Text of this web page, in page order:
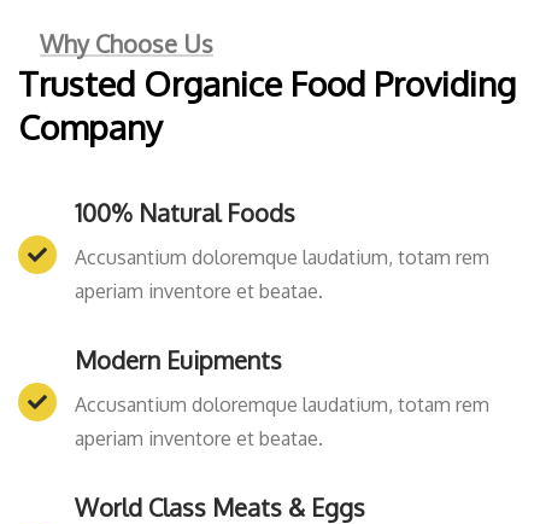
Why Choose Us
Trusted Organice Food Providing
Company
100% Natural Foods
Accusantium doloremque laudatium, totam rem
aperiam inventore et beatae.
Modern Euipments
Accusantium doloremque laudatium, totam rem
aperiam inventore et beatae.
World Class Meats & Eggs